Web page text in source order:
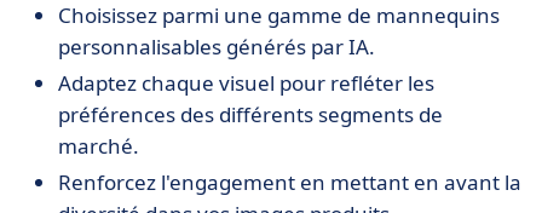
Choisissez parmi une gamme de mannequins
personnalisables générés par IA.
Adaptez chaque visuel pour refléter les
préférences des différents segments de
marché.
Renforcez l'engagement en mettant en avant la